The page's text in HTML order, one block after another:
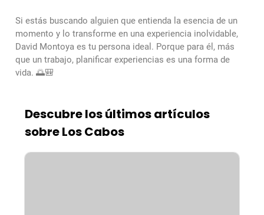
Si estás buscando alguien que entienda la esencia de un
momento y lo transforme en una experiencia inolvidable,
David Montoya es tu persona ideal. Porque para él, más
que un trabajo, planificar experiencias es una forma de
vida. 🌅🎒
Descubre los últimos artículos
sobre Los Cabos